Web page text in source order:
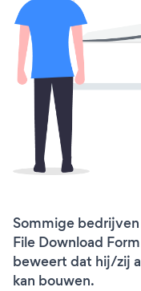
Sommige
File Download
beweert dat hij/zij
kan bouwen.